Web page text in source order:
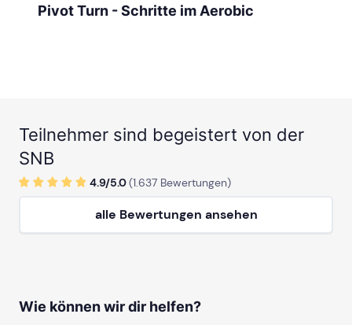
Pivot Turn - Schritte im Aerobic
Teilnehmer sind begeistert von der
SNB
4.9/5.0(1.637 Bewertungen)
alle Bewertungen ansehen
Wie können wir dir helfen?